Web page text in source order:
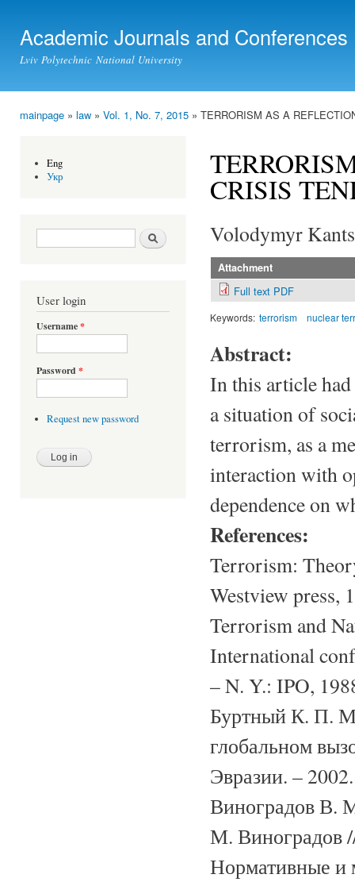
Academic Journals and Conferences
Lviv Polytechnic National University
mainpage » law » Vol. 1, No. 7, 2015 » TERRORISM AS A
Eng
Укр
Search form Search
User login
Username*
Password *
Request new password
CRISIS
Volodymyr
Attachment
Full text PDF
Keywords: terrorism nuclear
Abstract:
In this article
a situation of
terrorism, as a
interaction with
dependence on
References:
Terrorism:
Westview press,
Terrorism and
International
– N. Y.: IPO,
Буртный К. П.
глобальном
Эвразии. –
Виноградов В.
М. Виноградов
Нормативные и